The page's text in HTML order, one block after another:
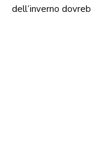
dell’inverno